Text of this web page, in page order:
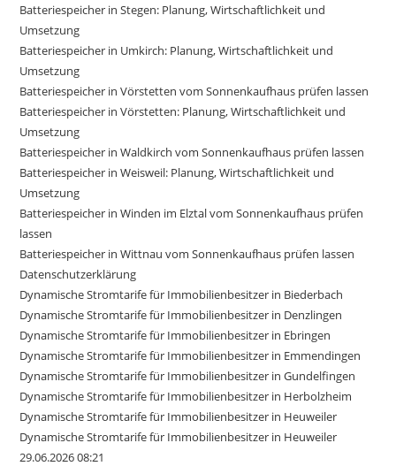
Batteriespeicher in Stegen: Planung, Wirtschaftlichkeit und
Umsetzung
Batteriespeicher in Umkirch: Planung, Wirtschaftlichkeit und
Umsetzung
Batteriespeicher in Vörstetten vom Sonnenkaufhaus prüfen lassen
Batteriespeicher in Vörstetten: Planung, Wirtschaftlichkeit und
Umsetzung
Batteriespeicher in Waldkirch vom Sonnenkaufhaus prüfen lassen
Batteriespeicher in Weisweil: Planung, Wirtschaftlichkeit und
Umsetzung
Batteriespeicher in Winden im Elztal vom Sonnenkaufhaus prüfen
lassen
Batteriespeicher in Wittnau vom Sonnenkaufhaus prüfen lassen
Datenschutzerklärung
Dynamische Stromtarife für Immobilienbesitzer in Biederbach
Dynamische Stromtarife für Immobilienbesitzer in Denzlingen
Dynamische Stromtarife für Immobilienbesitzer in Ebringen
Dynamische Stromtarife für Immobilienbesitzer in Emmendingen
Dynamische Stromtarife für Immobilienbesitzer in Gundelfingen
Dynamische Stromtarife für Immobilienbesitzer in Herbolzheim
Dynamische Stromtarife für Immobilienbesitzer in Heuweiler
Dynamische Stromtarife für Immobilienbesitzer in Heuweiler
29.06.2026 08:21